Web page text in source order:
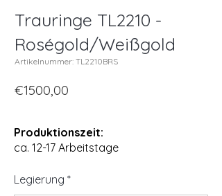
Trauringe TL2210 -
Roségold/Weißgold
Artikelnummer: TL2210BRS
€1500,00
Produktionszeit:
ca. 12-17 Arbeitstage
Legierung